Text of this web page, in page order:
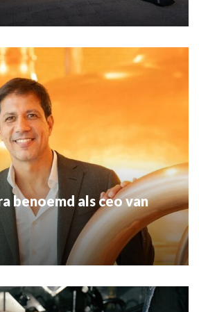
benoemd als ceo van